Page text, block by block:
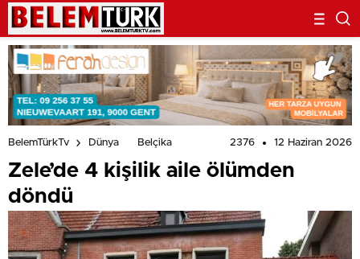
BelemTürkTv Dünya Belçika 2376 12 Haziran 2026
Zele’de 4 kişilik aile ölümden
döndü